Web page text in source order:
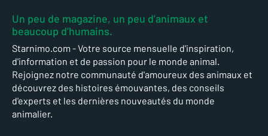
Un peu de magazine, un peu d’animaux et
beaucoup d’humains.
Starnimo.com - Votre source mensuelle d'inspiration,
d'information et de passion pour le monde animal.
Rejoignez notre communauté d'amoureux des animaux et
découvrez des histoires émouvantes, des conseils
d'experts et les dernières nouveautés du monde
animalier.